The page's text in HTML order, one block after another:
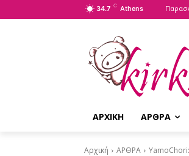
34.7 C Athens
ΑΡΧΙΚΗ ΑΡΘΡΑ
Αρχική ΑΡΘΡΑ